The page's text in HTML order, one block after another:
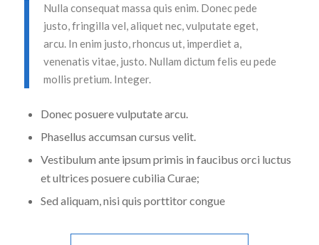
Nulla consequat massa quis enim. Donec pede
justo, fringilla vel, aliquet nec, vulputate eget,
arcu. In enim justo, rhoncus ut, imperdiet a,
venenatis vitae, justo. Nullam dictum felis eu pede
mollis pretium. Integer.
Donec posuere vulputate arcu.
Phasellus accumsan cursus velit.
Vestibulum ante ipsum primis in faucibus orci luctus
et ultrices posuere cubilia Curae;
Sed aliquam, nisi quis porttitor congue